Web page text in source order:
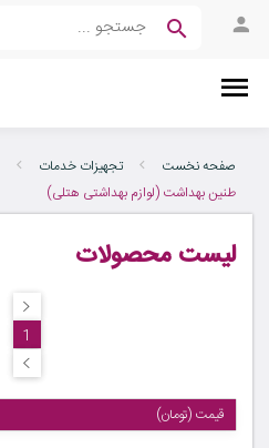
صفحه نخست تجهیزات خدمات
طنین بهداشت (لوازم بهداشتی هتلی)
لیست محصولات
1
قیمت (تومان)